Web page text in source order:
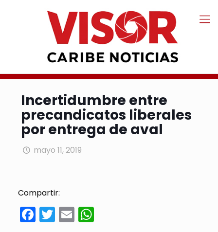
Incertidumbre entre
precandicatos liberales
por entrega de aval
mayo 11, 2019
Compartir:
Facebook
Twitter
EmailWhatsApp